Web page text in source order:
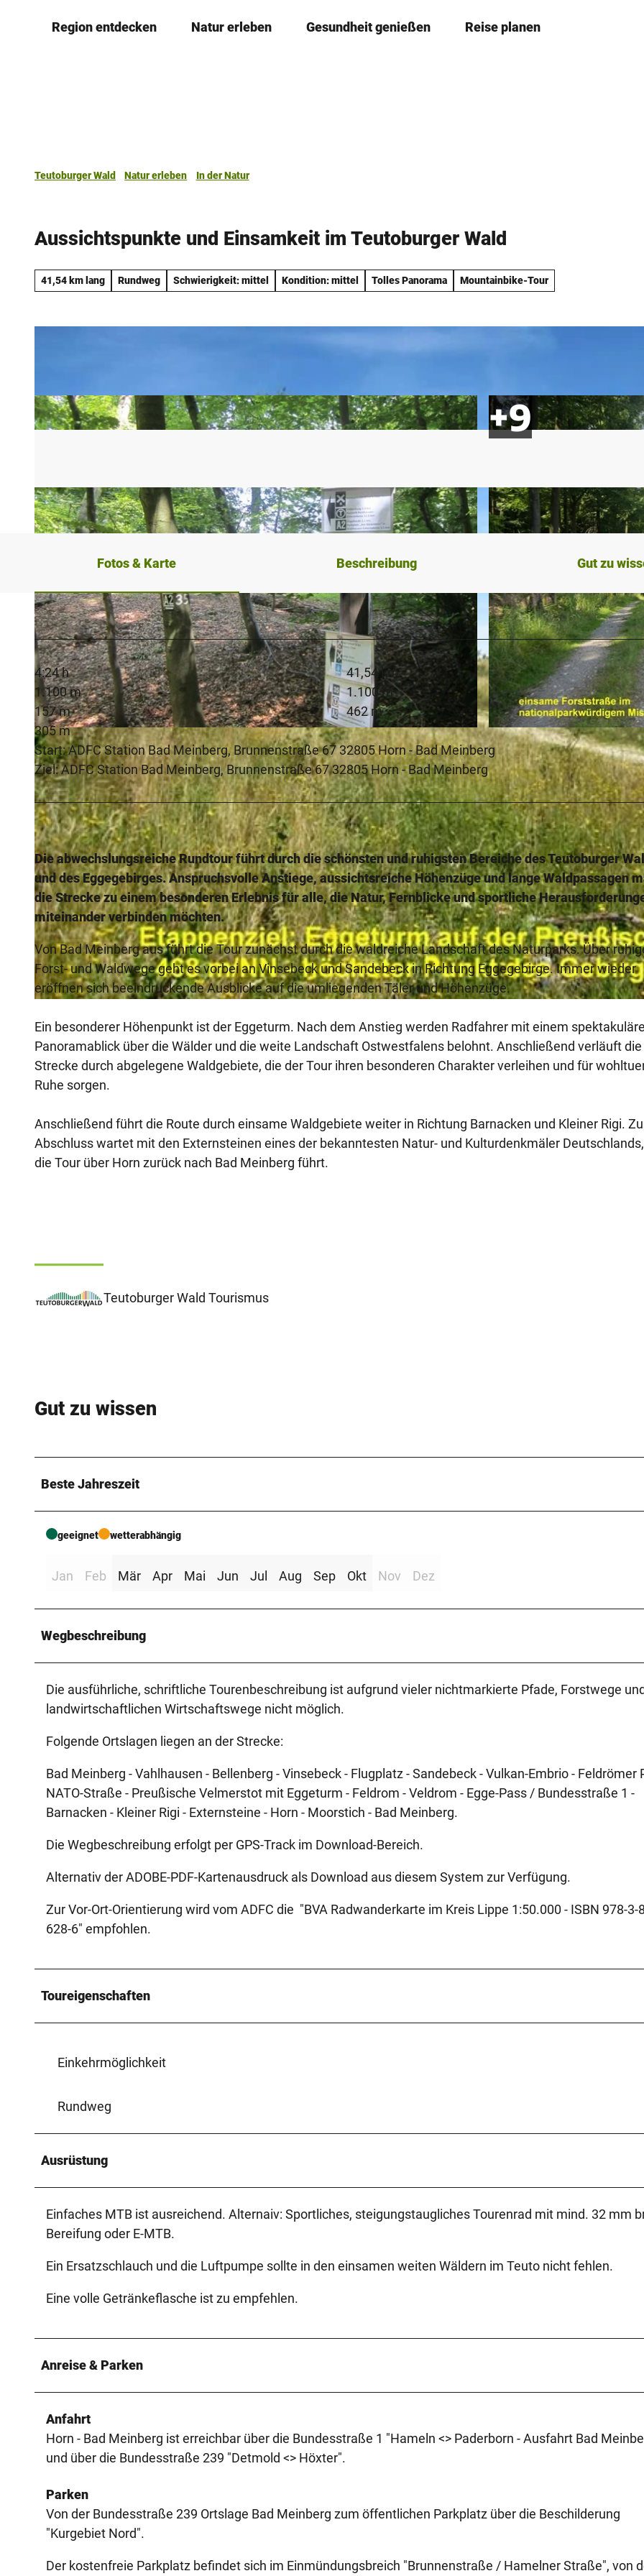
Region entdecken Natur erleben Gesundheit genießen Reise planen
Teutoburger Wald Natur erleben
In der Natur
Aussichtspunkte und Einsamkeit im Teutoburger Wald
41,54 km lang Rundweg Schwierigkeit: mittel Kondition: mittel Tolles Panorama Mountainbike-Tour
© Manfred Wiehenkamp, HAVERGOH Hotel - H-BM |CC-BY-SA © Manfred Wiehenkamp, HAVERGOH Hotel - H-BM |
Fotos & Karte Beschreibung Gut zu
4:24 h
41,54 km
1.100 m
1.100 m
157 m
462 m
305 m
Start: ADFC Station Bad Meinberg, Brunnenstraße 67 32805 Horn - Bad Meinberg
Ziel: ADFC Station Bad Meinberg, Brunnenstraße 67 32805 Horn - Bad Meinberg
Die abwechslungsreiche Rundtour führt durch die schönsten und ruhigsten Bereiche des Teutoburger
und des Eggegebirges. Anspruchsvolle Anstiege, aussichtsreiche Höhenzüge und lange Waldpassagen
die Strecke zu einem besonderen Erlebnis für alle, die Natur, Fernblicke und sportliche
miteinander verbinden möchten.
Von Bad Meinberg aus führt die Tour zunächst durch die waldreiche Landschaft des Naturparks. Über
Forst- und Waldwege geht es vorbei an Vinsebeck und Sandebeck in Richtung Eggegebirge. Immer wieder
eröffnen sich beeindruckende Ausblicke auf die umliegenden Täler und Höhenzüge.
Ein besonderer Höhenpunkt ist der Eggeturm. Nach dem Anstieg werden Radfahrer mit einem
Panoramablick über die Wälder und die weite Landschaft Ostwestfalens belohnt. Anschließend verläuft die
Strecke durch abgelegene Waldgebiete, die der Tour ihren besonderen Charakter verleihen und für
Ruhe sorgen.
Anschließend führt die Route durch einsame Waldgebiete weiter in Richtung Barnacken und Kleiner Rigi.
Abschluss wartet mit den Externsteinen eines der bekanntesten Natur- und Kulturdenkmäler
die Tour über Horn zurück nach Bad Meinberg führt.
Teutoburger Wald Tourismus
Gut zu wissen
Beste Jahreszeit
geeignet wetterabhängig
Jan Feb Mär Apr Mai Jun Jul Aug Sep Okt Nov Dez
Wegbeschreibung
Die ausführliche, schriftliche Tourenbeschreibung ist aufgrund vieler nichtmarkierte Pfade, Forstwege
landwirtschaftlichen Wirtschaftswege nicht möglich.
Folgende Ortslagen liegen an der Strecke:
Bad Meinberg - Vahlhausen - Bellenberg - Vinsebeck - Flugplatz - Sandebeck - Vulkan-Embrio - Feldrömer
NATO-Straße - Preußische Velmerstot mit Eggeturm - Feldrom - Veldrom - Egge-Pass / Bundesstraße 1 -
Barnacken - Kleiner Rigi - Externsteine - Horn - Moorstich - Bad Meinberg.
Die Wegbeschreibung erfolgt per GPS-Track im Download-Bereich.
Alternativ der ADOBE-PDF-Kartenausdruck als Download aus diesem System zur Verfügung.
Zur Vor-Ort-Orientierung wird vom ADFC die "BVA Radwanderkarte im Kreis Lippe 1:50.000 - ISBN 978-3-
628-6" empfohlen.
Toureigenschaften
Einkehrmöglichkeit
Rundweg
Ausrüstung
Einfaches MTB ist ausreichend. Alternaiv: Sportliches, steigungstaugliches Tourenrad mit mind. 32 mm
Bereifung oder E-MTB.
Ein Ersatzschlauch und die Luftpumpe sollte in den einsamen weiten Wäldern im Teuto nicht fehlen.
Eine volle Getränkeflasche ist zu empfehlen.
Anreise & Parken
Anfahrt
Horn - Bad Meinberg ist erreichbar über die Bundesstraße 1 "Hameln <> Paderborn - Ausfahrt Bad
und über die Bundesstraße 239 "Detmold <> Höxter".
Parken
Von der Bundesstraße 239 Ortslage Bad Meinberg zum öffentlichen Parkplatz über die Beschilderung
"Kurgebiet Nord".
Der kostenfreie Parkplatz befindet sich im Einmündungsbreich "Brunnenstraße / Hamelner Straße", von